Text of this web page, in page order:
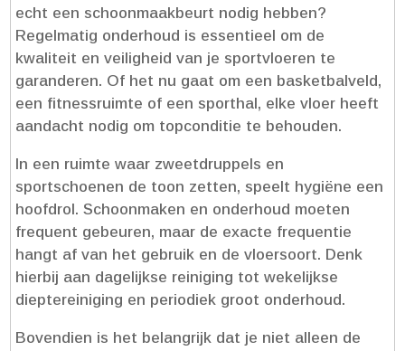
echt een schoonmaakbeurt nodig hebben?
Regelmatig onderhoud is essentieel om de
kwaliteit en veiligheid van je sportvloeren te
garanderen.​ Of het nu gaat om een basketbalveld,
een fitnessruimte of een sporthal, elke vloer heeft
aandacht nodig om topconditie te behouden.​
In een ruimte waar zweetdruppels en
sportschoenen de toon zetten, speelt hygiëne een
hoofdrol.​ Schoonmaken en onderhoud moeten
frequent gebeuren, maar de exacte frequentie
hangt af van het gebruik en de vloersoort.​ Denk
hierbij aan dagelijkse reiniging tot wekelijkse
dieptereiniging en periodiek groot onderhoud.​
Bovendien is het belangrijk dat je niet alleen de